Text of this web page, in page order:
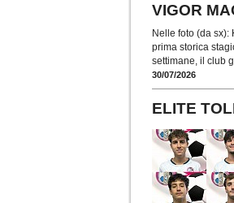
VIGOR
Nelle foto (da
prima storica
settimane, il club
30/07/2026
ELITE